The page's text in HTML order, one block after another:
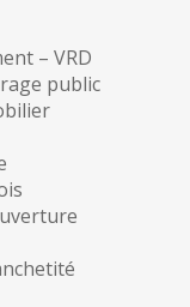
– VRD
public